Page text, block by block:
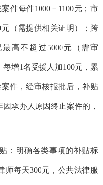
件每件1000－1100元；市
（需提供相关证明）；跨
高不超过5000元（需审
增1名受援人加100元，累
件，经审核报批后，补贴
承办人原因终止案件的，
：明确各类事项的补贴标
师每天300元，公共法律服